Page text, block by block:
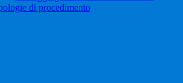
di procedimento